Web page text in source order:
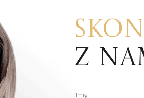
z